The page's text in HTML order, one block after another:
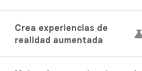
Crea experiencias de
realidad aumentada